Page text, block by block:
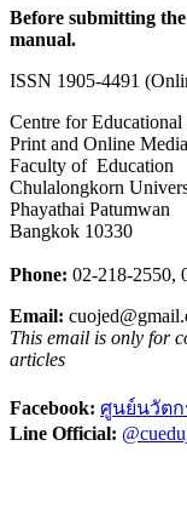
Before submitting
manual.
ISSN 1905-4491
Centre for
Print and Online Media
Faculty of Education
Chulalongkorn
Phayathai Patumwan
Bangkok 10330
Phone: 02-218-2550,
Email:
This email is only for
articles
Facebook: ศูนย์นวัตก
Line Official: